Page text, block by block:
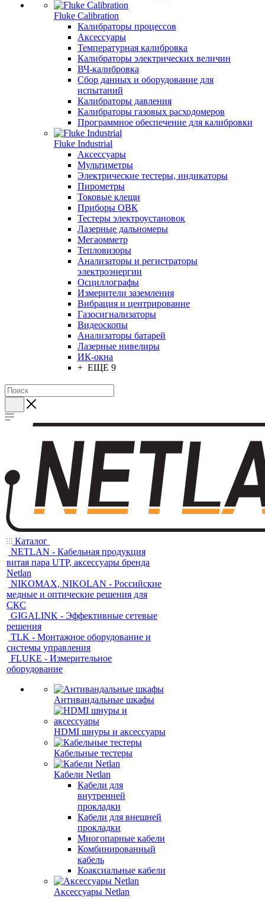
Fluke Calibration
Калибраторы процессов
Аксессуары
Температурная калибровка
Калибраторы электрических величин
ВЧ-калибровка
Сбор данных и оборудование для
испытаний
Калибраторы давления
Калибраторы газовых расходомеров
Программное обеспечение для калибровки
Fluke Industrial
Аксессуары
Мультиметры
Электрические тестеры, индикаторы
Пирометры
Токовые клещи
Приборы ОВК
Тестеры электроустановок
Лазерные дальномеры
Мегаомметр
Тепловизоры
Анализаторы и регистраторы
электроэнергии
Осциллографы
Измерители заземления
Вибрация и центрирование
Газосигнализаторы
Видеоскопы
Анализаторы батарей
Лазерные нивелиры
ИК-окна
+ ЕЩЕ 9
Каталог
NETLAN - Кабельная продукция
витая пара UTP, аксессуары бренда
Netlan
NIKOMAX, NIKOLAN - Российские
медные и оптические решения для
СКС
GIGALINK - Эффективные сетевые
решения
TLK - Монтажное оборудование и
системы управления
FLUKE - Измерительное
оборудование
Антивандальные шкафы
HDMI шнуры и аксессуары
Кабельные тестеры
Кабели Netlan
Кабели для
внутренней
прокладки
Кабели для внешней
прокладки
Многопарные кабели
Комбинированный
кабель
Коаксиальные кабели
Аксессуары Netlan